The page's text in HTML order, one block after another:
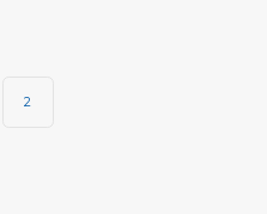
2